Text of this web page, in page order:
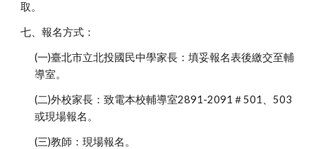
取。
七、報名方式：
(一)臺北市立北投國民中學家長：填妥報名表後繳交至輔
導室。
(二)外校家長：致電本校輔導室2891-2091＃501、503
或現場報名。
(三)教師：現場報名。